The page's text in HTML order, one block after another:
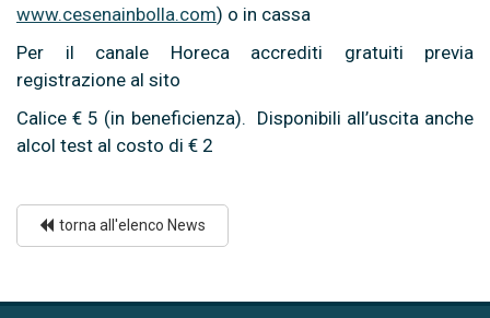
www.cesenainbolla.com) o in cassa
Per il canale Horeca accrediti gratuiti previa
registrazione al sito
Calice € 5 (in beneficienza). Disponibili all’uscita anche
alcol test al costo di € 2
torna all'elenco News